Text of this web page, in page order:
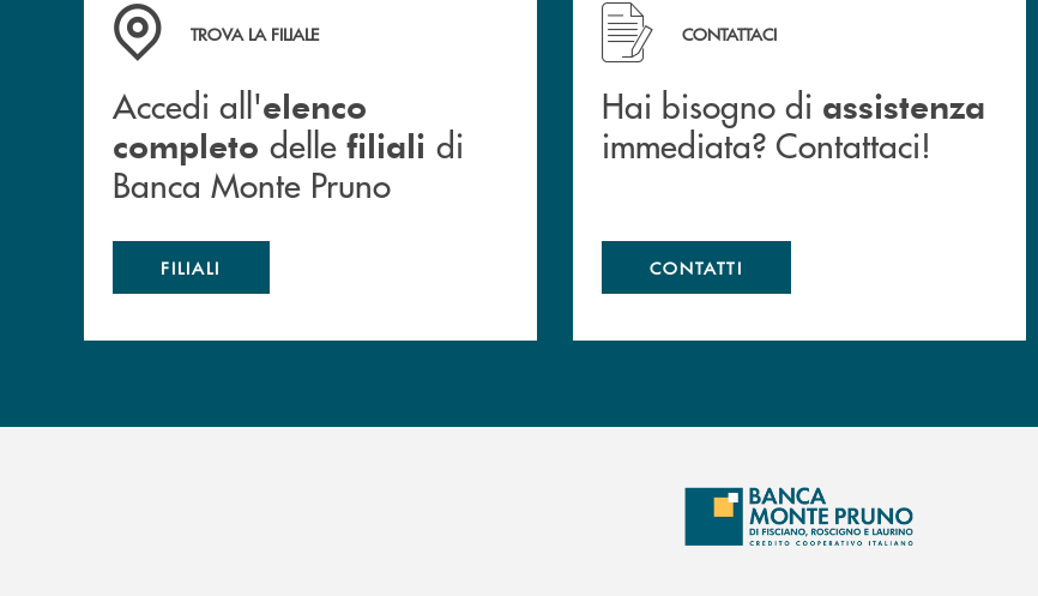
Accedi all' elenco completo&nbsp; delle&nbsp; filiali&nbsp; di Banca Monte Pruno
TROVA LA FILIALE
Accedi all'elenco
completo delle filiali di
Banca Monte Pruno
FILIALI
Hai bisogno di assistenza immediata? Contattaci!
CONTATTACI
Hai bisogno di assistenza
immediata? Contattaci!
CONTATTI